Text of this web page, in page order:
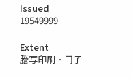
Issued
19549999
Extent
謄写印刷・冊子